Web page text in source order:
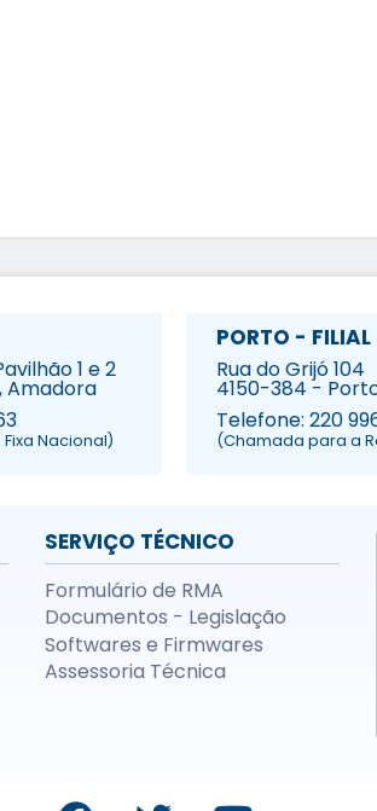
1 e 2
Amadora
Nacional)
PORTO - FILIAL
Rua do Grijó 104
4150-384 -
Telefone: 220
(Chamada para a
SERVIÇO TÉCNICO
Formulário de RMA
Documentos - Legislação
Softwares e Firmwares
Assessoria Técnica